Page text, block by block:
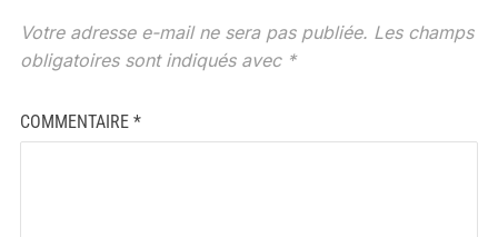
Votre adresse e-mail ne sera pas publiée. Les champs
obligatoires sont indiqués avec *
COMMENTAIRE *